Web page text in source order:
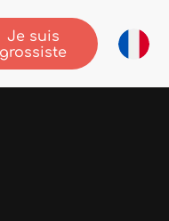
Je suis
grossiste